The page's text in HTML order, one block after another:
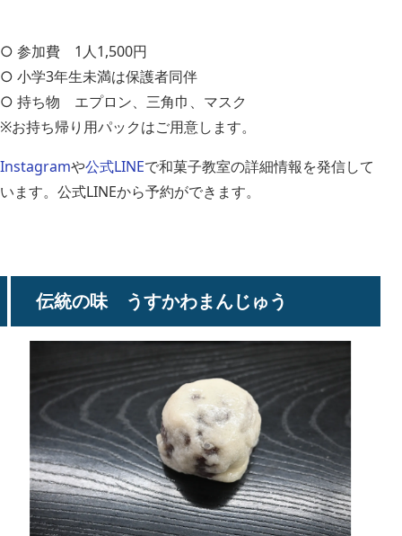
○ 参加費 1人1,500円
○ 小学3年生未満は保護者同伴
○ 持ち物 エプロン、三角巾、マスク
※お持ち帰り用パックはご用意します。
Instagramや公式LINEで和菓子教室の詳細情報を発信して
います。公式LINEから予約ができます。
伝統の味 うすかわまんじゅう